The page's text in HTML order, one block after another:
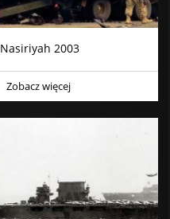
Nasiriyah 2003
Zobacz więcej